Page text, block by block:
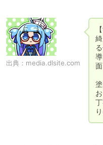
出典： media.dlsite.com